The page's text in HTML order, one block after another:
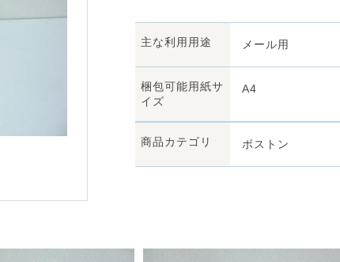
主な利用用途 メール用
梱包可能用紙サ
イズ
A4
商品カテゴリ ボストン